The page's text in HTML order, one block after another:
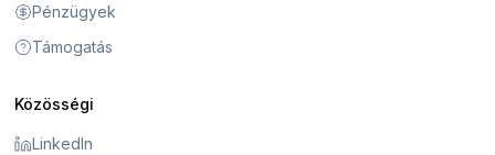
Pénzügyek
Támogatás
Közösségi
LinkedIn